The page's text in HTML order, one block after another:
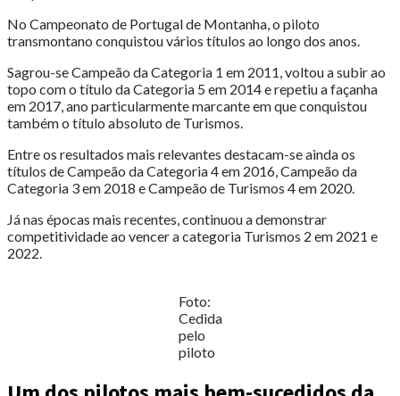
No Campeonato de Portugal de Montanha, o piloto
transmontano conquistou vários títulos ao longo dos anos.
Sagrou-se Campeão da Categoria 1 em 2011, voltou a subir ao
topo com o título da Categoria 5 em 2014 e repetiu a façanha
em 2017, ano particularmente marcante em que conquistou
também o título absoluto de Turismos.
Entre os resultados mais relevantes destacam-se ainda os
títulos de Campeão da Categoria 4 em 2016, Campeão da
Categoria 3 em 2018 e Campeão de Turismos 4 em 2020.
Já nas épocas mais recentes, continuou a demonstrar
competitividade ao vencer a categoria Turismos 2 em 2021 e
2022.
Foto:
Cedida
pelo
piloto